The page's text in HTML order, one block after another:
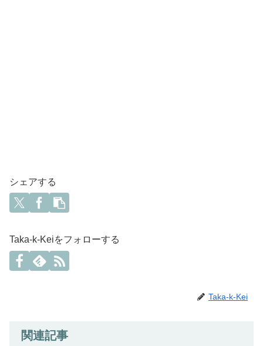
シェアする
Taka-k-Keiをフォローする
Taka-k-Kei
関連記事